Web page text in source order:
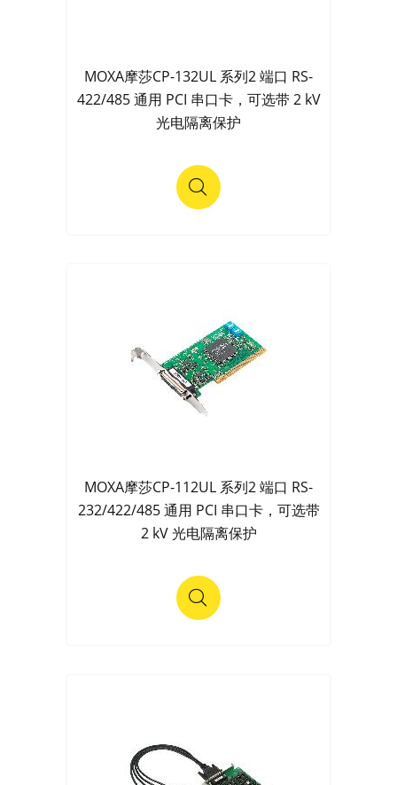
MOXA摩莎CP-132UL 系列2 端口 RS-
422/485 通用 PCI 串口卡，可选带 2 kV
光电隔离保护
MOXA摩莎CP-112UL 系列2 端口 RS-
232/422/485 通用 PCI 串口卡，可选带
2 kV 光电隔离保护